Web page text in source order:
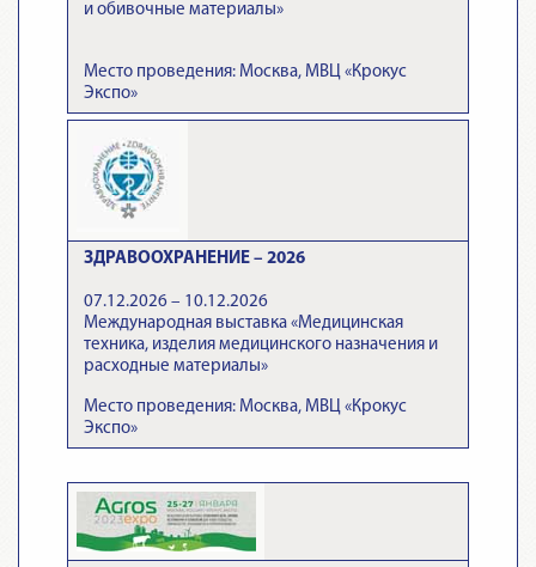
и обивочные материалы»
Место проведения: Москва, МВЦ «Крокус
Экспо»
ЗДРАВООХРАНЕНИЕ – 2026
07.12.2026 – 10.12.2026
Международная выставка «Медицинская
техника, изделия медицинского назначения и
расходные материалы»
Место проведения: Москва, МВЦ «Крокус
Экспо»